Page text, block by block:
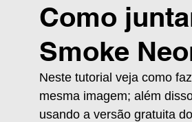
Photoshop Top PicsArt WhatsApp
Inteligência Artificial
Como
Smoke
Neste tutorial veja como
mesma imagem; além
usando a versão gratuita